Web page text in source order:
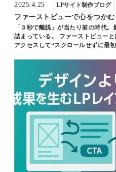
2025.4.25 LPサイト制作ブログ
ファーストビューで心をつか
「３秒で離脱」が当たり前の時代
詰まっている。 ファーストビュー
アクセスして“スクロールせずに最